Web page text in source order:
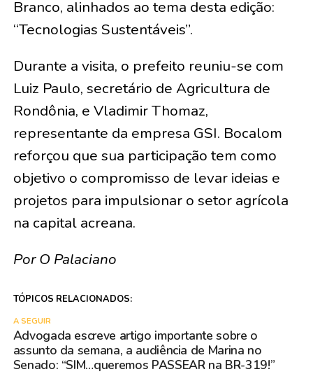
Branco, alinhados ao tema desta edição:
“Tecnologias Sustentáveis”.
Durante a visita, o prefeito reuniu-se com
Luiz Paulo, secretário de Agricultura de
Rondônia, e Vladimir Thomaz,
representante da empresa GSI. Bocalom
reforçou que sua participação tem como
objetivo o compromisso de levar ideias e
projetos para impulsionar o setor agrícola
na capital acreana.
Por O Palaciano
TÓPICOS RELACIONADOS:
A SEGUIR
Advogada escreve artigo importante sobre o
assunto da semana, a audiência de Marina no
Senado: “SIM…queremos PASSEAR na BR-319!”